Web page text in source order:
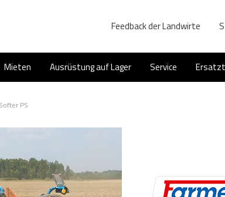
Feedback der Landwirte
Mieten Ausrüstung auf Lager Service
PS